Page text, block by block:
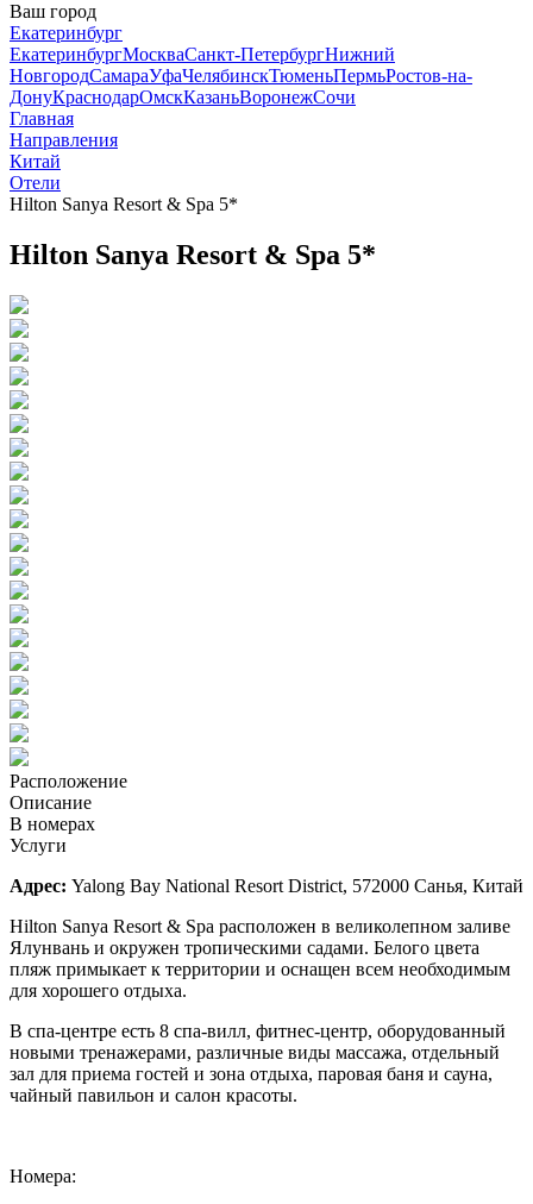
Ваш город
Екатеринбург
ЕкатеринбургМоскваСанкт-ПетербургНижний
НовгородСамараУфаЧелябинскТюменьПермьРостов-на-
ДонуКраснодарОмскКазаньВоронежСочи
Главная
Направления
Китай
Отели
Hilton Sanya Resort & Spa 5*
Hilton Sanya Resort & Spa 5*
Расположение
Описание
В номерах
Услуги
Адрес: Yalong Bay National Resort District, 572000 Санья, Китай
Hilton Sanya Resort & Spa расположен в великолепном заливе
Ялунвань и окружен тропическими садами. Белого цвета
пляж примыкает к территории и оснащен всем необходимым
для хорошего отдыха.
В спа-центре есть 8 спа-вилл, фитнес-центр, оборудованный
новыми тренажерами, различные виды массажа, отдельный
зал для приема гостей и зона отдыха, паровая баня и сауна,
чайный павильон и салон красоты.
Номера: